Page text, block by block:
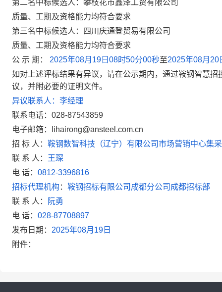
第二名中标候选人：攀枝花市鑫泽工贸有限公司
质量、工期及资格能力均符合要求
第三名中标候选人：四川庆通登贸易有限公司
质量、工期及资格能力均符合要求
公 示 期： 2025年08月 19 日 08时50分00秒至2025年08月 20
如对上述评标结果有异议，请在公示期内， 通过鞍钢智慧招
议，并附必要的证明文件。
异议联系人：李经理
联系电话： 028-87543859
电子邮箱：
lihairong@ansteel.com.cn
招 标 人： 鞍钢数智科技（辽宁）有限公司市场营销中心集
联 系 人：
王琛
电 话： 0812-3396816
招标代理机构 ： 鞍钢招标有限公司成都分公司成都招标部
联 系 人：
阮勇
电 话： 028-87708897
发布日期： 2025年08月 19 日
附件：